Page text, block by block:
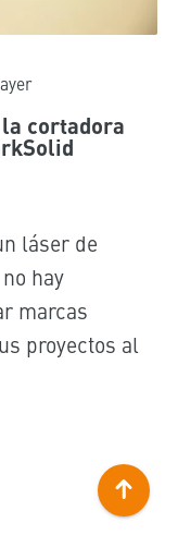
cortadora
láser de
hay
marcas
proyectos al